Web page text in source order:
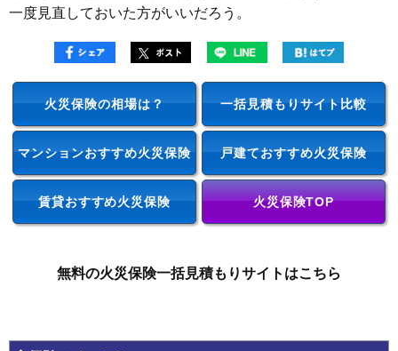
一度見直しておいた方がいいだろう。
火災保険の相場は？ 一括見積もりサイト比較
マンションおすすめ火災保険 戸建ておすすめ火災保険
賃貸おすすめ火災保険 火災保険TOP
無料の火災保険一括見積もりサイトはこちら